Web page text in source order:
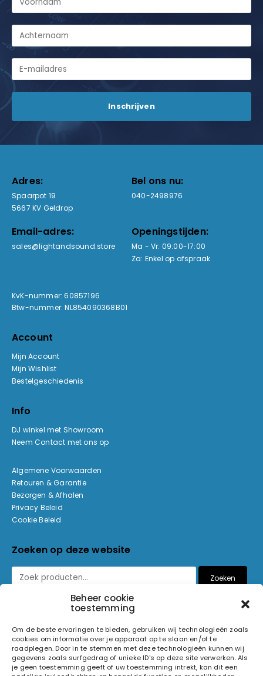
Beheer cookie
toestemming
Om de beste ervaringen te bieden, gebruiken wij technologieën zoals
cookies om informatie over je apparaat op te slaan en/of te
raadplegen. Door in te stemmen met deze technologieën kunnen wij
gegevens zoals surfgedrag of unieke ID's op deze site verwerken. Als
je geen toestemming geeft of uw toestemming intrekt, kan dit een
Adres:
Spaarpot 19
5667 KV Geldrop
Bel ons nu:
040-2498976
Email-adres:
sales@lightandsound.store
Openingstijden:
Ma - Vr: 09:00-17:00
Za: Enkel op afspraak
KvK-nummer: 60857196
Btw-nummer: NL854090368B01
Account
Mijn Account
Mijn Wishlist
Bestelgeschiedenis
Info
DJ winkel met Showroom
Neem Contact met ons op
Algemene Voorwaarden
Retouren & Garantie
Bezorgen & Afhalen
Privacy Beleid
Cookie Beleid
Zoeken op deze website
Zoeken